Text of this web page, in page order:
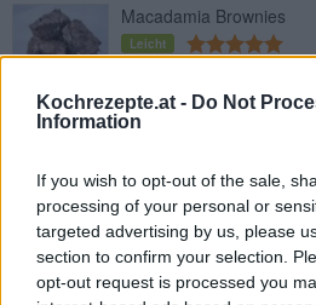
Kochrezepte.at - Do Not
Information
If you wish to opt-out of the sale,
processing of your personal or
targeted advertising by us, please
section to confirm your selection.
opt-out request is processed you
Macadamia Brownies
Leicht
Walnuss-Brownies
Schokoladen-Brownies
Leicht